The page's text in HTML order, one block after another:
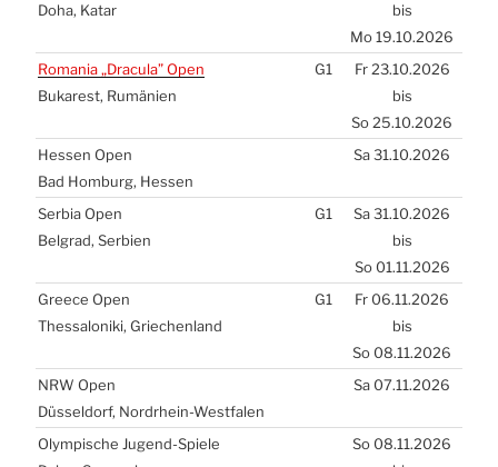
Doha, Katar
bis
Mo 19.10.2026
Roma­nia „Dra­cu­la” Open
Buka­rest, Rumä­ni­en
G1
Fr 23.10.2026
bis
So 25.10.2026
Hes­sen Open
Bad Hom­burg, Hes­sen
Sa 31.10.2026
Ser­bia Open
Bel­grad, Ser­bi­en
G1
Sa 31.10.2026
bis
So 01.11.2026
Greece Open
Thes­sa­lo­ni­ki, Grie­chen­land
G1
Fr 06.11.2026
bis
So 08.11.2026
NRW Open
Düs­sel­dorf, Nord­rhein-West­fa­len
Sa 07.11.2026
Olym­pi­sche Jugend-Spie­le
So 08.11.2026